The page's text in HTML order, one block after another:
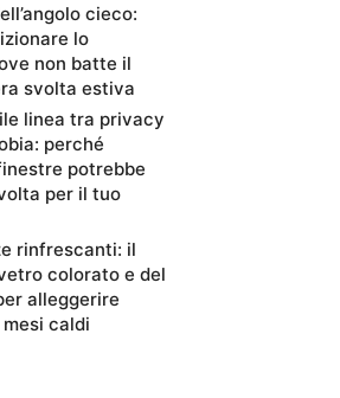
cieco:
lo
non batte il
svolta estiva
linea tra privacy
perché
potrebbe
per il tuo
rinfrescanti: il
colorato e del
alleggerire
mesi caldi